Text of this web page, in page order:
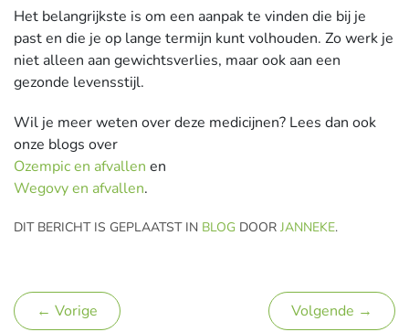
Het belangrijkste is om een aanpak te vinden die bij je
past en die je op lange termijn kunt volhouden. Zo werk je
niet alleen aan gewichtsverlies, maar ook aan een
gezonde levensstijl.
Wil je meer weten over deze medicijnen? Lees dan ook
onze blogs over
Ozempic en afvallen en
Wegovy en afvallen.
DIT BERICHT IS GEPLAATST IN BLOG DOOR JANNEKE.
← Vorige Volgende →